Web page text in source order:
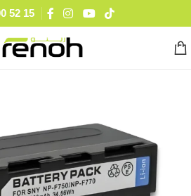
52 15